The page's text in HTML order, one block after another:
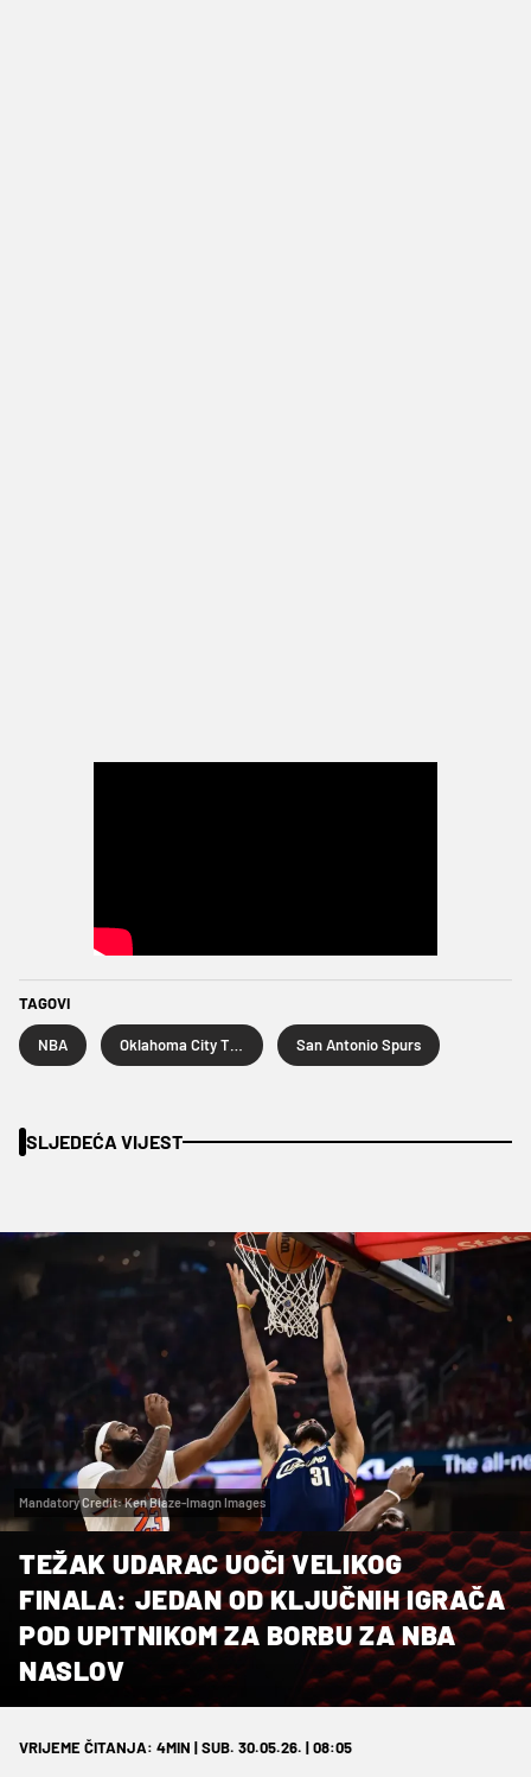
TAGOVI
NBA San Antonio Spurs
SLJEDEĆA VIJEST
Mandatory Credit: Ken Blaze-Imagn Images
TEŽAK UDARAC UOČI VELIKOG
FINALA: JEDAN OD KLJUČNIH IGRAČA
POD UPITNIKOM ZA BORBU ZA NBA
NASLOV
VRIJEME ČITANJA: 4MIN | SUB. 30.05.26. | 08:05